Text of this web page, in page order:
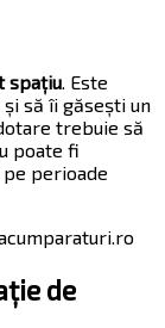
spațiu. Este
să îi găsești un
trebuie să
poate fi
perioade
de